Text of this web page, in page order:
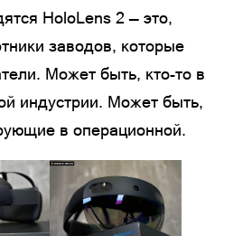
HoloLens 2 — это,
заводов, которые
Может быть, кто-то в
индустрии. Может быть,
в операционной.